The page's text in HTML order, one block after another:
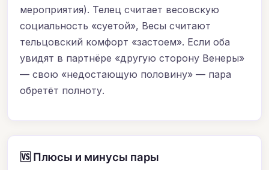
мероприятия). Телец считает весовскую
социальность «суетой», Весы считают
тельцовский комфорт «застоем». Если оба
увидят в партнёре «другую сторону Венеры»
— свою «недостающую половину» — пара
обретёт полноту.
🆚 Плюсы и минусы пары